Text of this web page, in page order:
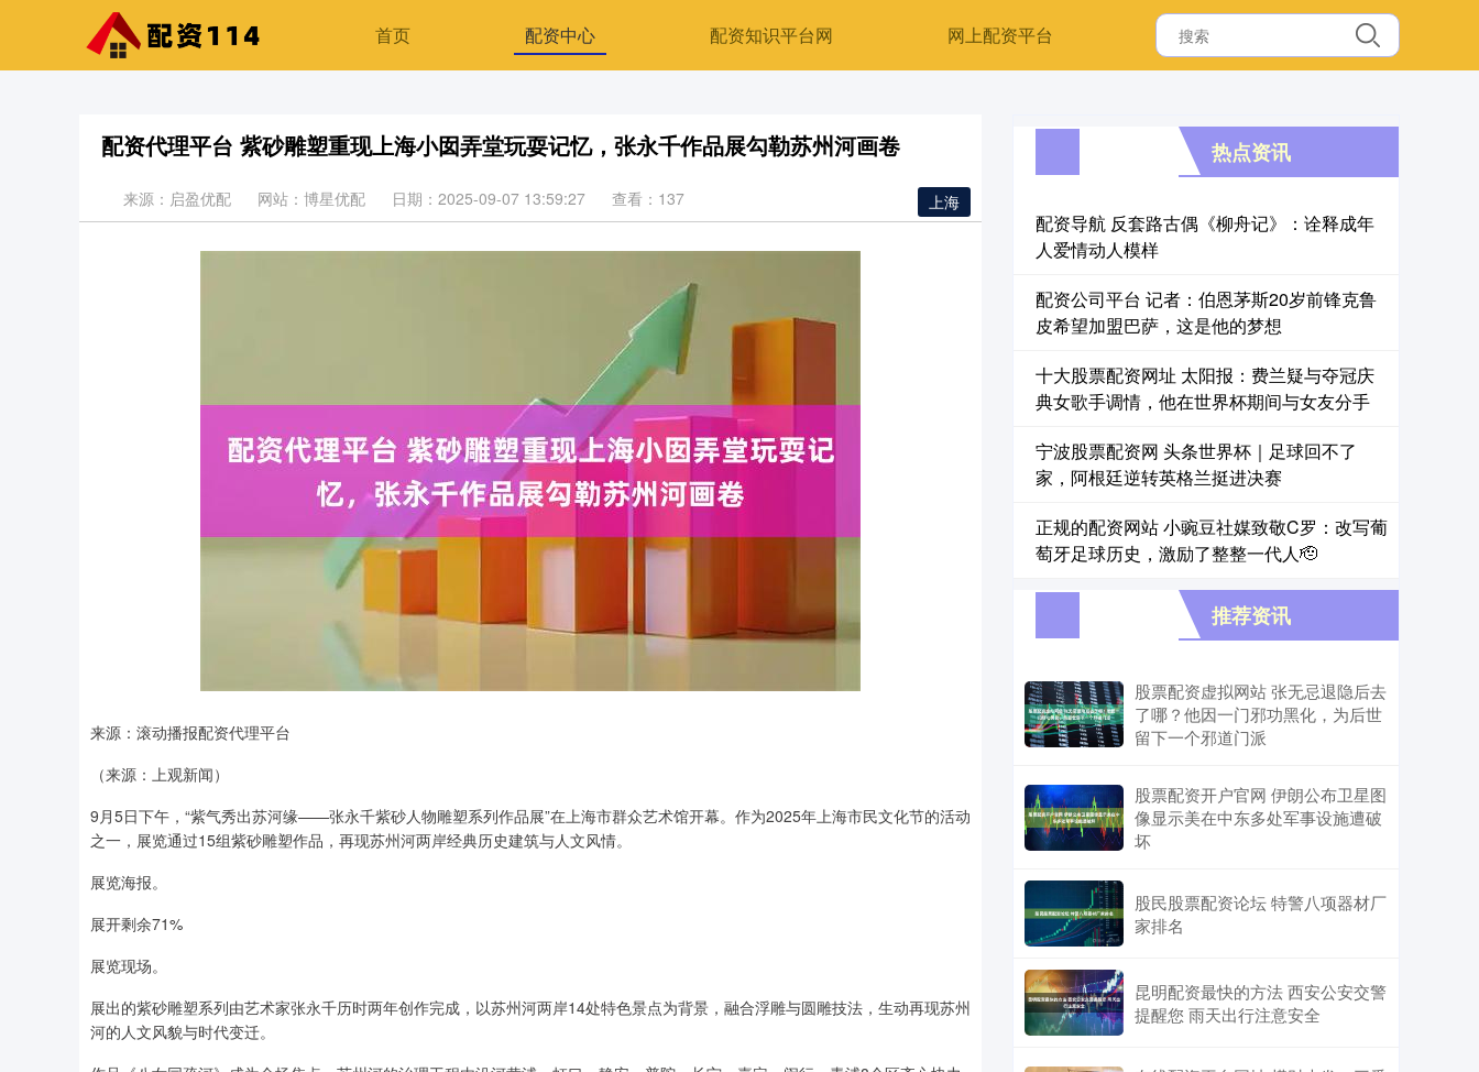
首页 配资中心 配资知识平台网 网上配资平台
配资代理平台 紫砂雕塑重现上海小囡弄堂玩耍记忆，张永千作品展勾勒苏州河画卷
上海
来源：启盈优配 网站：博星优配 日期：2025-09-07 13:59:27 查看：137
来源：滚动播报配资代理平台
（来源：上观新闻）
9月5日下午，“紫气秀出苏河缘——张永千紫砂人物雕塑系列作品展”在上海市群众艺术馆开幕。作为2025年上海市民文化节的活动
之一，展览通过15组紫砂雕塑作品，再现苏州河两岸经典历史建筑与人文风情。
展览海报。
展开剩余71%
展览现场。
展出的紫砂雕塑系列由艺术家张永千历时两年创作完成，以苏州河两岸14处特色景点为背景，融合浮雕与圆雕技法，生动再现苏州
河的人文风貌与时代变迁。
热点资讯
配资导航 反套路古偶《柳舟记》：诠释成年
人爱情动人模样
配资公司平台 记者：伯恩茅斯20岁前锋克鲁
皮希望加盟巴萨，这是他的梦想
十大股票配资网址 太阳报：费兰疑与夺冠庆
典女歌手调情，他在世界杯期间与女友分手
宁波股票配资网 头条世界杯｜足球回不了
家，阿根廷逆转英格兰挺进决赛
正规的配资网站 小豌豆社媒致敬C罗：改写葡
萄牙足球历史，激励了整整一代人🫡
推荐资讯
股票配资虚拟网站 张无忌退隐后去
了哪？他因一门邪功黑化，为后世
留下一个邪道门派
股票配资开户官网 伊朗公布卫星图
像显示美在中东多处军事设施遭破
坏
股民股票配资论坛 特警八项器材厂
家排名
昆明配资最快的方法 西安公安交警
提醒您 雨天出行注意安全